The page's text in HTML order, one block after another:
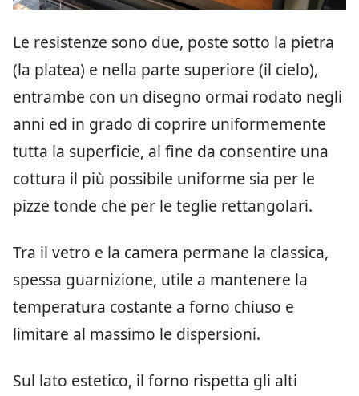
Le resistenze sono due, poste sotto la pietra
(la platea) e nella parte superiore (il cielo),
entrambe con un disegno ormai rodato negli
anni ed in grado di coprire uniformemente
tutta la superficie, al fine da consentire una
cottura il più possibile uniforme sia per le
pizze tonde che per le teglie rettangolari.
Tra il vetro e la camera permane la classica,
spessa guarnizione, utile a mantenere la
temperatura costante a forno chiuso e
limitare al massimo le dispersioni.
Sul lato estetico, il forno rispetta gli alti